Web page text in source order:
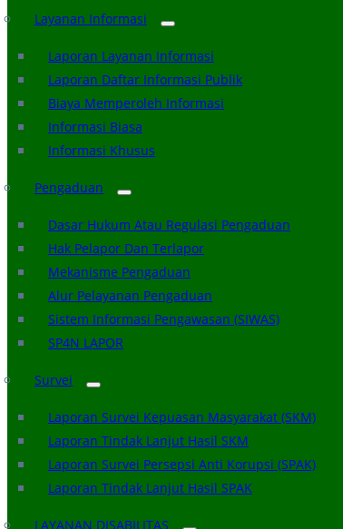
Layanan Informasi
Laporan Layanan Informasi
Laporan Daftar Informasi Publik
Biaya Memperoleh Informasi
Informasi Biasa
Informasi Khusus
Pengaduan
Dasar Hukum Atau Regulasi Pengaduan
Hak Pelapor Dan Terlapor
Mekanisme Pengaduan
Alur Pelayanan Pengaduan
Sistem Informasi Pengawasan (SIWAS)
SP4N LAPOR
Survei
Laporan Survei Kepuasan Masyarakat (SKM)
Laporan Tindak Lanjut Hasil SKM
Laporan Survei Persepsi Anti Korupsi (SPAK)
Laporan Tindak Lanjut Hasil SPAK
LAYANAN DISABILITAS